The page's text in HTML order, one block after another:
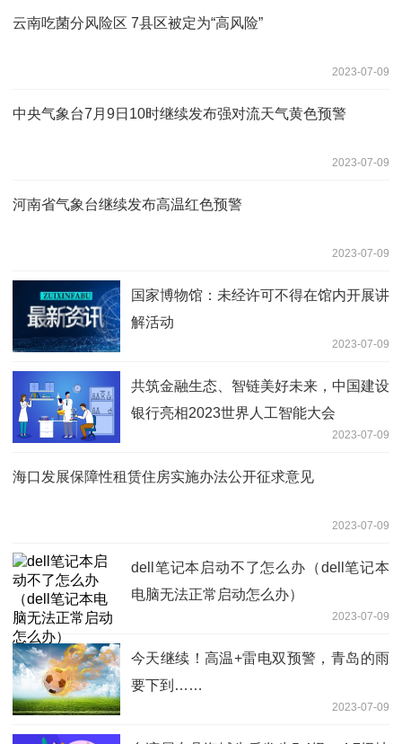
云南吃菌分风险区 7县区被定为“高风险”
2023-07-09
中央气象台7月9日10时继续发布强对流天气黄色预警
2023-07-09
河南省气象台继续发布高温红色预警
2023-07-09
国家博物馆：未经许可不得在馆内开展讲
解活动
2023-07-09
共筑金融生态、智链美好未来，中国建设
银行亮相2023世界人工智能大会
2023-07-09
海口发展保障性租赁住房实施办法公开征求意见
2023-07-09
dell笔记本启动不了怎么办（dell笔记本
电脑无法正常启动怎么办）
2023-07-09
今天继续！高温+雷电双预警，青岛的雨
要下到……
2023-07-09